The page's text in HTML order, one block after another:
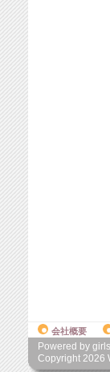
会社概要
Powered by
Copyright 2026